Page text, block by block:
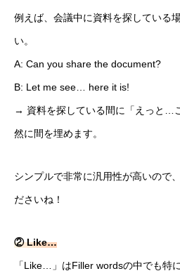
例えば、会議中に資料を探している
い。
A: Can you share the document?
B: Let me see… here it is!
→ 資料を探している間に「えっと…
然に間を埋めます。
シンプルで非常に汎用性が高いので
ださいね！
② Like…
「Like…」はFiller wordsの中でも特